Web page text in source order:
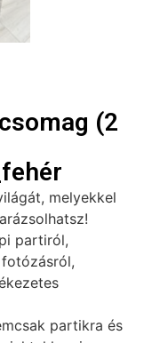
(2
melyekkel
partiról,
partikra és